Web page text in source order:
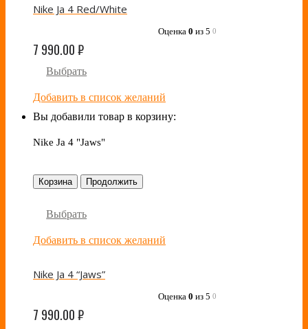
Nike Ja 4 Red/White
Оценка 0 из 5 0
7 990.00₽
Выбрать
Добавить в список желаний
Вы добавили товар в корзину:
Nike Ja 4 "Jaws"
Корзина Продолжить
Выбрать
Добавить в список желаний
Nike Ja 4 “Jaws”
Оценка 0 из 5 0
7 990.00₽